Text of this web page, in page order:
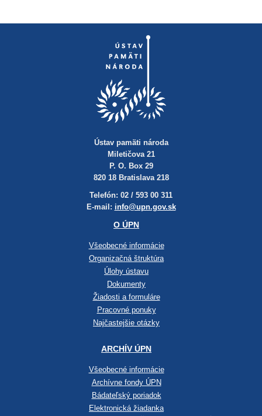
Ústav pamäti národa
Miletičova 21
P. O. Box 29
820 18 Bratislava 218
Telefón: 02 / 593 00 311
E-mail: info@upn.gov.sk
O ÚPN
Všeobecné informácie
Organizačná štruktúra
Úlohy ústavu
Dokumenty
Žiadosti a formuláre
Pracovné ponuky
Najčastejšie otázky
ARCHÍV ÚPN
Všeobecné informácie
Archívne fondy ÚPN
Bádateľský poriadok
Elektronická žiadanka